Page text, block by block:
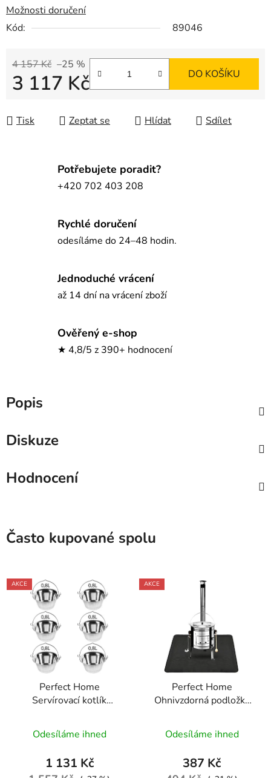
Možnosti doručení
Kód:
89046
4 157 Kč –25 %
3 117 Kč DO KOŠÍKU
Tisk Zeptat se Hlídat Sdílet
Potřebujete poradit?
+420 702 403 208
Rychlé doručení
odesíláme do 24–48 hodin.
Jednoduché vrácení
až 14 dní na vrácení zboží
Ověřený e-shop
★ 4,8/5 z 390+ hodnocení
Popis
Diskuze
Hodnocení
Často kupované spolu
AKCE
Perfect Home
Servírovací kotlík
12141
Odesíláme ihned
1 131 Kč
AKCE
Perfect Home
Ohnivzdorná podložka
černá, 73561
Odesíláme ihned
387 Kč